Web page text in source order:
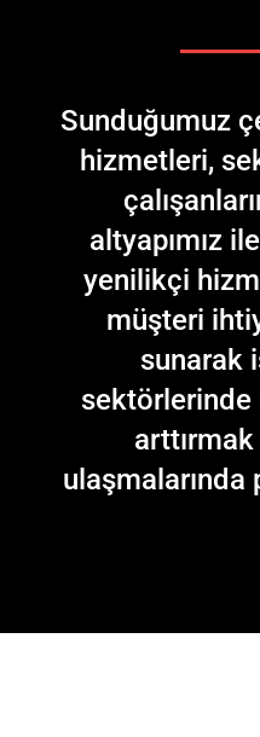
Sunduğumuz
hizmetleri,
altyapımız
yenilikçi
müşteri
sunarak
sektörlerinde
arttırmak